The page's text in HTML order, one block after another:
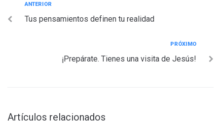
Navegación
de
Anterior
ANTERIOR
Tus pensamientos definen tu realidad
PRÓXIMO
¡Prepárate. Tienes una visita de Jesús!
Artículos relacionados